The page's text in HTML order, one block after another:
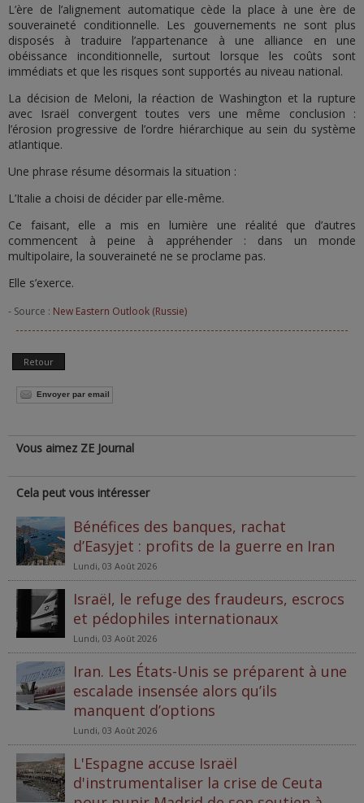
L’ère de l’alignement automatique cède la place à une ère de
souveraineté conditionnelle. Les gouvernements ne sont plus
disposés à traduire l’appartenance à une alliance en une
obéissance inconditionnelle, surtout lorsque les coûts sont
immédiats et que les risques sont supportés au niveau national.
La décision de Meloni, la réaction de Washington et la rupture
avec Israël convergent toutes vers une même conclusion :
l’érosion progressive de l’ordre hiérarchique au sein du système
atlantique.
Une phrase résume désormais la situation :
L’Italie a choisi de décider par elle-même.
Ce faisant, elle a mis en lumière une réalité que d’autres
commencent à peine à appréhender : dans un monde
multipolaire, la souveraineté ne se proclame pas.
Elle s’exerce.
- Source : New Eastern Outlook (Russie)
Retour
Envoyer par email
Vous aimez ZE Journal
Cela peut vous intéresser
Bénéfices des banques, rachat
d’Easyjet : profits de la guerre en Iran
Lundi, 03 Août 2026
Israël, le refuge des fraudeurs, escrocs
et pédophiles internationaux
Lundi, 03 Août 2026
Iran. Les États-Unis se préparent à une
escalade insensée alors qu’ils
manquent d’options
Lundi, 03 Août 2026
L'Espagne accuse Israël
d'instrumentaliser la crise de Ceuta